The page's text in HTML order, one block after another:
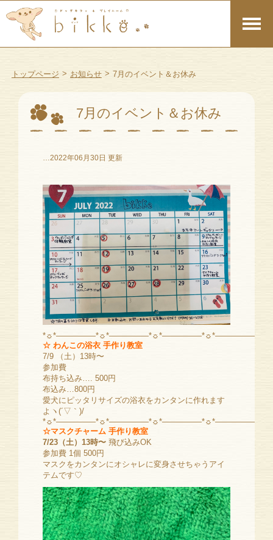
トップページ > お知らせ > 7月のイベント＆お休み
7月のイベント＆お休み
…2022年06月30日 更新
*☼*―――――*☼*―――――*☼*―――――*☼*―――――
☆ わんこの浴衣 手作り教室
7/9 （土）13時〜
参加費
布持ち込み…. 500円
布込み…800円
愛犬にピッタリサイズの浴衣をカンタンに作れます
よヽ(´▽｀)/
*☼*―――――*☼*―――――*☼*―――――*☼*―――――
☆マスクチャーム 手作り教室
7/23（土）13時〜 飛び込みOK
参加費 1個 500円
マスクをカンタンにオシャレに変身させちゃうアイ
テムです♡